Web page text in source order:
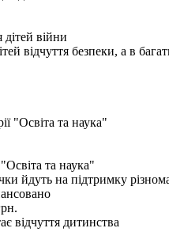
війни
відчуття безпеки, а в
та наука"
йдуть на підтримку